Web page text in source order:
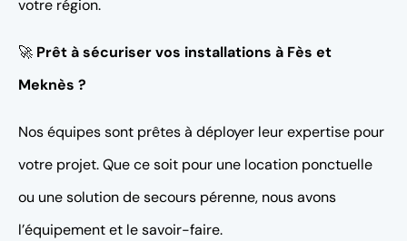
votre région.
🚀 Prêt à sécuriser vos installations à Fès et
Meknès ?
Nos équipes sont prêtes à déployer leur expertise pour
votre projet. Que ce soit pour une location ponctuelle
ou une solution de secours pérenne, nous avons
l’équipement et le savoir-faire.